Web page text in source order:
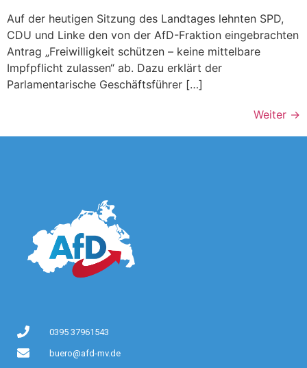
Auf der heutigen Sitzung des Landtages lehnten SPD,
CDU und Linke den von der AfD-Fraktion eingebrachten
Antrag „Freiwilligkeit schützen – keine mittelbare
Impfpflicht zulassen“ ab. Dazu erklärt der
Parlamentarische Geschäftsführer […]
Weiter →
0395 37961543
buero@afd-mv.de